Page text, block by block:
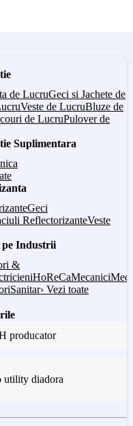
de LucruGeci si Jachete de
Veste de LucruBluze de
de LucruPulover de
Suplimentara
Geci
ReflectorizanteVeste
Industrii
&
HoReCaMecanici
Sanitar› Vezi toate